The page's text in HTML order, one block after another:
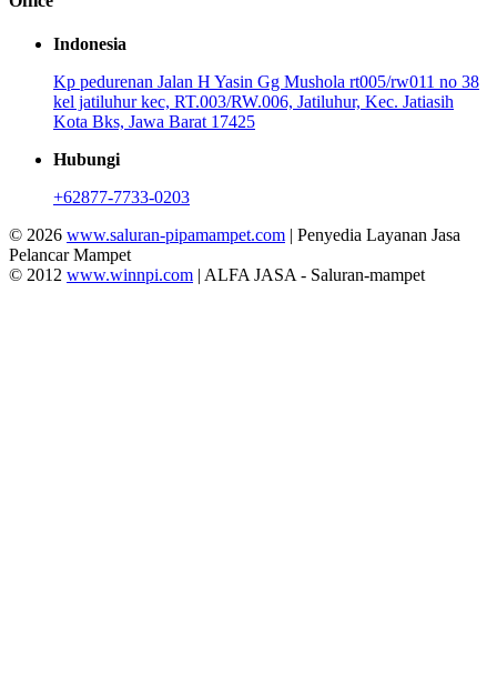
Indonesia
Kp pedurenan Jalan H Yasin Gg Mushola rt005/rw011 no 38
kel jatiluhur kec, RT.003/RW.006, Jatiluhur, Kec. Jatiasih
Kota Bks, Jawa Barat 17425
Hubungi
+62877-7733-0203
© 2026 www.saluran-pipamampet.com | Penyedia Layanan Jasa
Pelancar Mampet
© 2012 www.winnpi.com | ALFA JASA - Saluran-mampet